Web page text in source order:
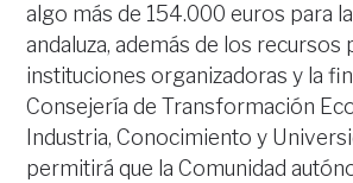
algo más de 154.000 euros para
andaluza, además de los recursos
instituciones organizadoras y la
Consejería de Transformación
Industria, Conocimiento y
permitirá que la Comunidad